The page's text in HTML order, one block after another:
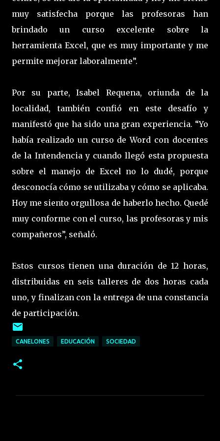
muy satisfecha porque las profesoras han
brindado un curso excelente sobre la
herramienta Excel, que es muy importante y me
permite mejorar laboralmente”.
Por su parte, Isabel Requena, oriunda de la
localidad, también confió en este desafío y
manifestó que ha sido una gran experiencia. “Yo
había realizado un curso de Word con docentes
de la Intendencia y cuando llegó esta propuesta
sobre el manejo de Excel no lo dudé, porque
desconocía cómo se utilizaba y cómo se aplicaba.
Hoy me siento orgullosa de haberlo hecho. Quedé
muy conforme con el curso, las profesoras y mis
compañeros”, señaló.
Estos cursos tienen una duración de 12 horas,
distribuidas en seis talleres de dos horas cada
uno, y finalizan con la entrega de una constancia
de participación.
CANELONES EDUCACIÓN SOCIEDAD